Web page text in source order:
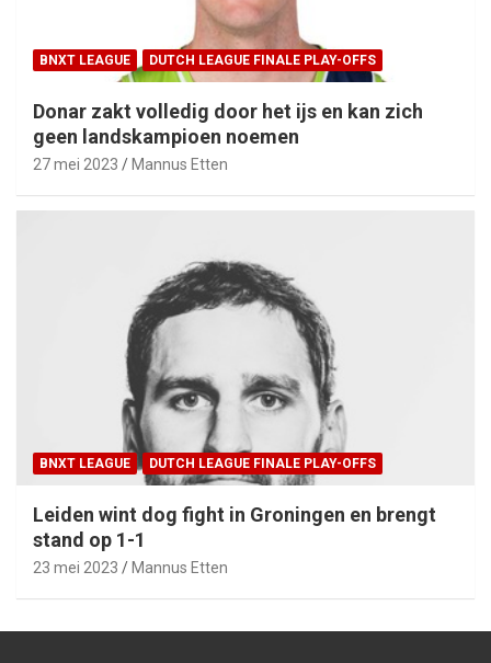
BNXT LEAGUE DUTCH LEAGUE FINALE PLAY-OFFS
Donar zakt volledig door het ijs en kan zich
geen landskampioen noemen
27 mei 2023 Mannus Etten
BNXT LEAGUE DUTCH LEAGUE FINALE PLAY-OFFS
Leiden wint dog fight in Groningen en brengt
stand op 1-1
23 mei 2023 Mannus Etten